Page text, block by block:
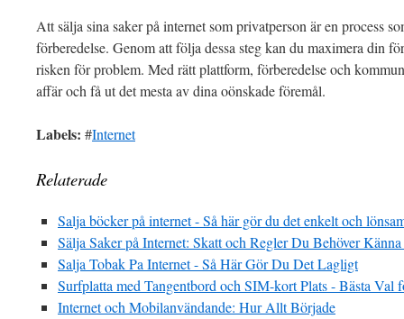
Att sälja sina saker på internet som privatperson är en process
förberedelse. Genom att följa dessa steg kan du maximera din
risken för problem. Med rätt plattform, förberedelse och
affär och få ut det mesta av dina oönskade föremål.
Labels: #Internet
Relaterade
Salja böcker på internet - Så här gör du det enkelt och
Sälja Saker på Internet: Skatt och Regler Du Behöver
Salja Tobak Pa Internet - Så Här Gör Du Det Lagligt
Surfplatta med Tangentbord och SIM-kort Plats - Bästa Val
Internet och Mobilanvändande: Hur Allt Började